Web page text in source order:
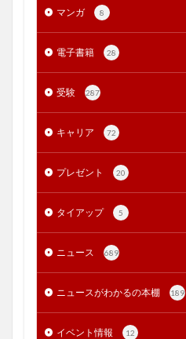
マンガ 8
電子書籍 28
受験 287
キャリア 72
プレゼント 20
タイアップ 5
ニュース 689
ニュースがわかるの本棚 189
イベント情報 12